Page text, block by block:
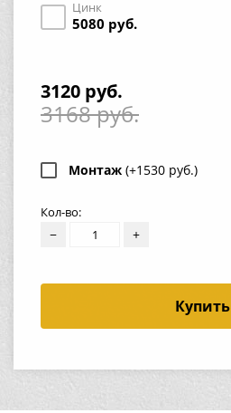
Цинк
5080 руб.
3120 руб.
3168 руб.
Монтаж (+1530 руб.)
Кол-во:
− +
Купить